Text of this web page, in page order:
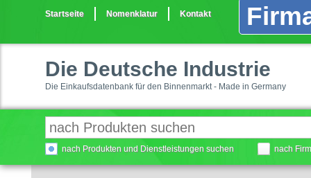
Startseite Nomenklatur Kontakt
Die Deutsche Industrie
Die Einkaufsdatenbank für den Binnenmarkt - Made in Germany
nach Produkten und Dienstleistungen suchen nach